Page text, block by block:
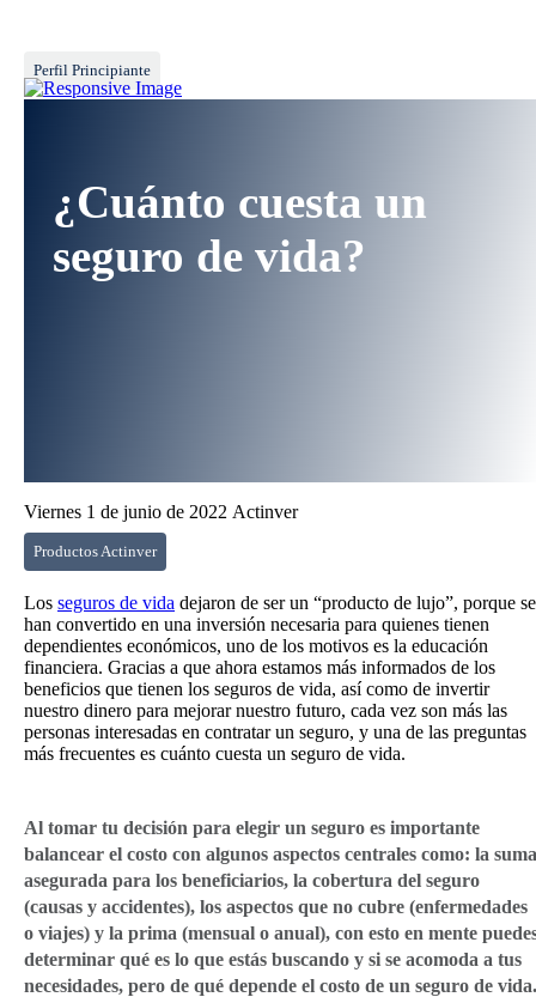
Perfil Principiante
¿Cuánto cuesta un
seguro de vida?
Viernes 1 de junio de 2022 Actinver
Productos Actinver
Los seguros de vida dejaron de ser un “producto de lujo”, porque se
han convertido en una inversión necesaria para quienes tienen
dependientes económicos, uno de los motivos es la educación
financiera. Gracias a que ahora estamos más informados de los
beneficios que tienen los seguros de vida, así como de invertir
nuestro dinero para mejorar nuestro futuro, cada vez son más las
personas interesadas en contratar un seguro, y una de las preguntas
más frecuentes es cuánto cuesta un seguro de vida.
Al tomar tu decisión para elegir un seguro es importante
balancear el costo con algunos aspectos centrales como: la suma
asegurada para los beneficiarios, la cobertura del seguro
(causas y accidentes), los aspectos que no cubre (enfermedades
o viajes) y la prima (mensual o anual), con esto en mente
determinar qué es lo que estás buscando y si se acomoda a tus
necesidades, pero de qué depende el costo de un seguro de vida.